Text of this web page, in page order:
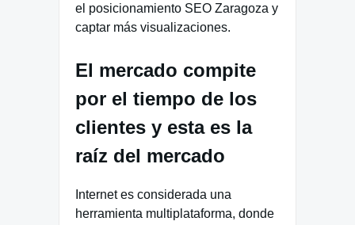
el posicionamiento SEO Zaragoza y
captar más visualizaciones.
El mercado compite
por el tiempo de los
clientes y esta es la
raíz del mercado
Internet es considerada una
herramienta multiplataforma, donde